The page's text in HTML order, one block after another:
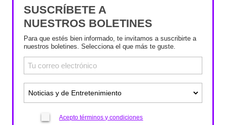
SUSCRÍBETE A
NUESTROS BOLETINES
Para que estés bien informado, te invitamos a suscribirte a
nuestros boletines. Selecciona el que más te guste.
Acepto términos y condiciones